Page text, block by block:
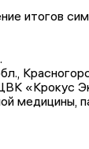
итогов
«Крокус
медицины,